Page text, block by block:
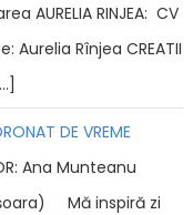
RINJEA: CV
Aurelia Rînjea CREATII
DE VREME
Ana Munteanu
Mă inspiră zi